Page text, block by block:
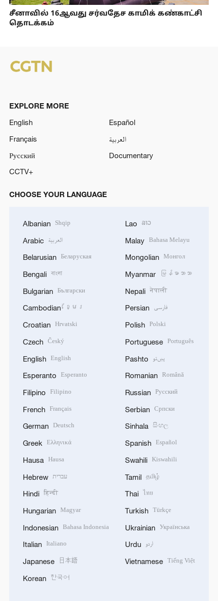
சீனாவில் 16ஆவது சர்வதேச காமிக் கண்காட்சி
தொடக்கம்
EXPLORE MORE
English
Español
Français
العربية
Русский
Documentary
CCTV+
CHOOSE YOUR LANGUAGE
Albanian Shqip
Arabic العربية
Belarusian Беларуская
Bengali বাংলা
Bulgarian Български
Cambodian ខ្មែរ
Croatian Hrvatski
Czech Český
English English
Esperanto Esperanto
Filipino Filipino
French Français
German Deutsch
Greek Ελληνικά
Hausa Hausa
Hebrew עברית
Hindi हिन्दी
Hungarian Magyar
Indonesian Bahasa Indonesia
Italian Italiano
Japanese 日本語
Korean 한국어
Lao ລາວ
Malay Bahasa Melayu
Mongolian Монгол
Myanmar မြန်မာဘာသာ
Nepali नेपाली
Persian فارسی
Polish Polski
Portuguese Português
Pashto پښتو
Romanian Română
Russian Русский
Serbian Српски
Sinhala සිංහල
Spanish Español
Swahili Kiswahili
Tamil தமிழ்
Thai ไทย
Turkish Türkçe
Ukrainian Українська
Urdu اردو
Vietnamese Tiếng Việt